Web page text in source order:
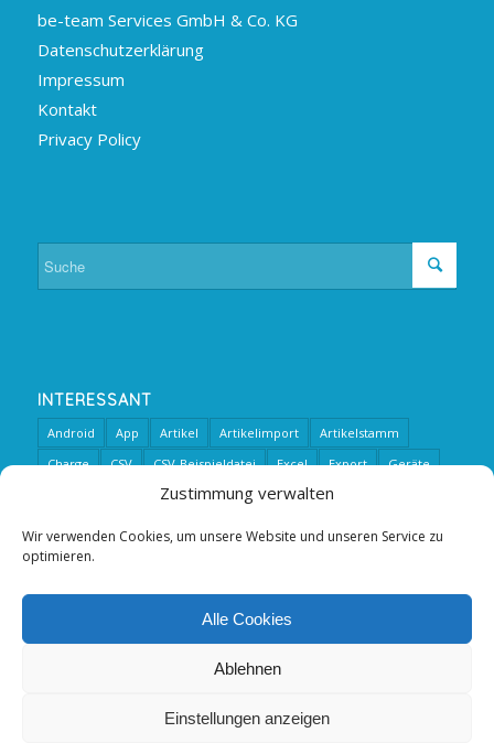
Zustimmung verwalten
Wir verwenden Cookies, um unsere Website und unseren Service zu
optimieren.
Alle Cookies
Ablehnen
Einstellungen anzeigen
be-team Services GmbH & Co. KG
Datenschutzerklärung
Impressum
Kontakt
Privacy Policy
INTERESSANT
Android App Artikel Artikelimport
Artikelstamm
Charge
CSV CSV-Beispieldatei Excel Export
Geräte
Inventurzustand Lagerplatz
sperren
© Copyright - be-team services GmbH & Co. KG -